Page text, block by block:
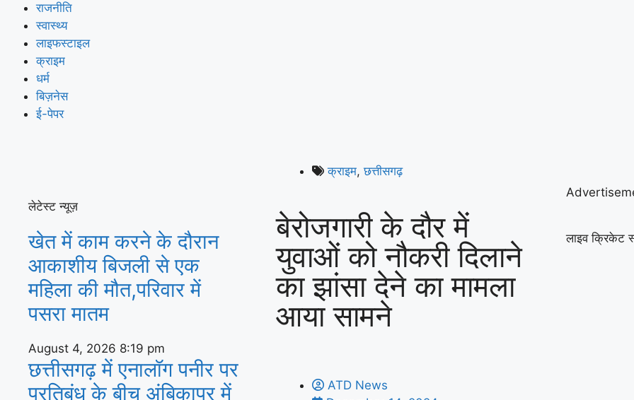
राजनीति
स्वास्थ्य
लाइफस्टाइल
क्राइम
धर्म
बिज़नेस
ई-पेपर
लेटेस्ट न्यूज़
खेत में काम करने के दौरान
आकाशीय बिजली से एक
महिला की मौत,परिवार में
पसरा मातम
August 4, 2026 8:19 pm
छत्तीसगढ़ में एनालॉग पनीर पर
प्रतिबंध के बीच अंबिकापुर में
क्राइम,छत्तीसगढ़
बेरोजगारी के दौर में
युवाओं को नौकरी दिलाने
का झांसा देने का मामला
आया सामने
ATD News
लाइव क्रिकेट